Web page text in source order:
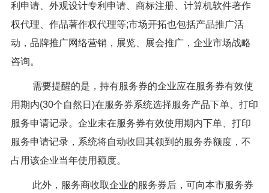
利申请、外观设计专利申请、商标注册、计算机软件著作
权代理、作品著作权代理等;市场开拓也包括产品推广活
动，品牌推广网络营销，展览、展会推广，企业市场战略
咨询。
需要提醒的是，持有服务券的企业应在服务券有效使
用期内(30个自然日)在服务券系统选择服务产品下单、打印
服务申请记录。企业未在服务券有效使用期内下单、打印
服务申请记录，系统将自动收回其领到的服务券额度，不
占用该企业当年使用额度。
此外，服务商收取企业的服务券后，可向本市服务券